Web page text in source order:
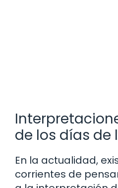
de los días de
En la actualidad,
corrientes de